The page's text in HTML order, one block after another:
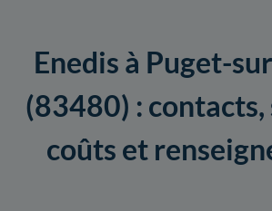
Enedis à Puget-
(83480) : contacts,
coûts et